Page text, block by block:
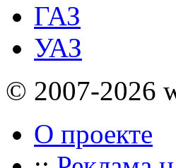
ГАЗ
УАЗ
© 2007-2026
О проекте